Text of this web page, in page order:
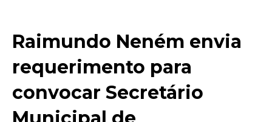
Raimundo Neném envia
requerimento para
convocar Secretário